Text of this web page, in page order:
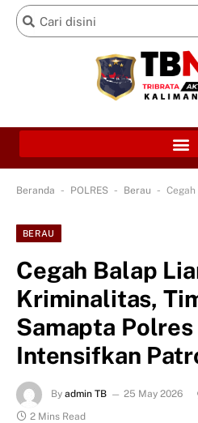
Beranda - POLRES - Berau - Cegah Balap Liar
BERAU
Cegah Balap
Kriminalitas,
Samapta Polres
Intensifkan
By admin TB 25 May 2026
2 Mins Read